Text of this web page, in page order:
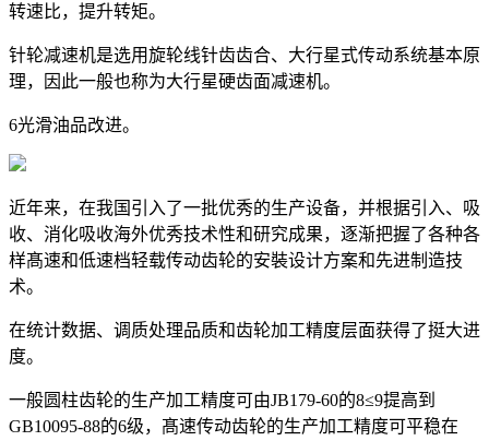
转速比，提升转矩。
针轮减速机是选用旋轮线针齿齿合、大行星式传动系统基本原
理，因此一般也称为大行星硬齿面减速机。
6光滑油品改进。
近年来，在我国引入了一批优秀的生产设备，并根据引入、吸
收、消化吸收海外优秀技术性和研究成果，逐渐把握了各种各
样髙速和低速档轻载传动齿轮的安裝设计方案和先进制造技
术。
在统计数据、调质处理品质和齿轮加工精度层面获得了挺大进
度。
一般圆柱齿轮的生产加工精度可由JB179-60的8≤9提高到
GB10095-88的6级，髙速传动齿轮的生产加工精度可平稳在